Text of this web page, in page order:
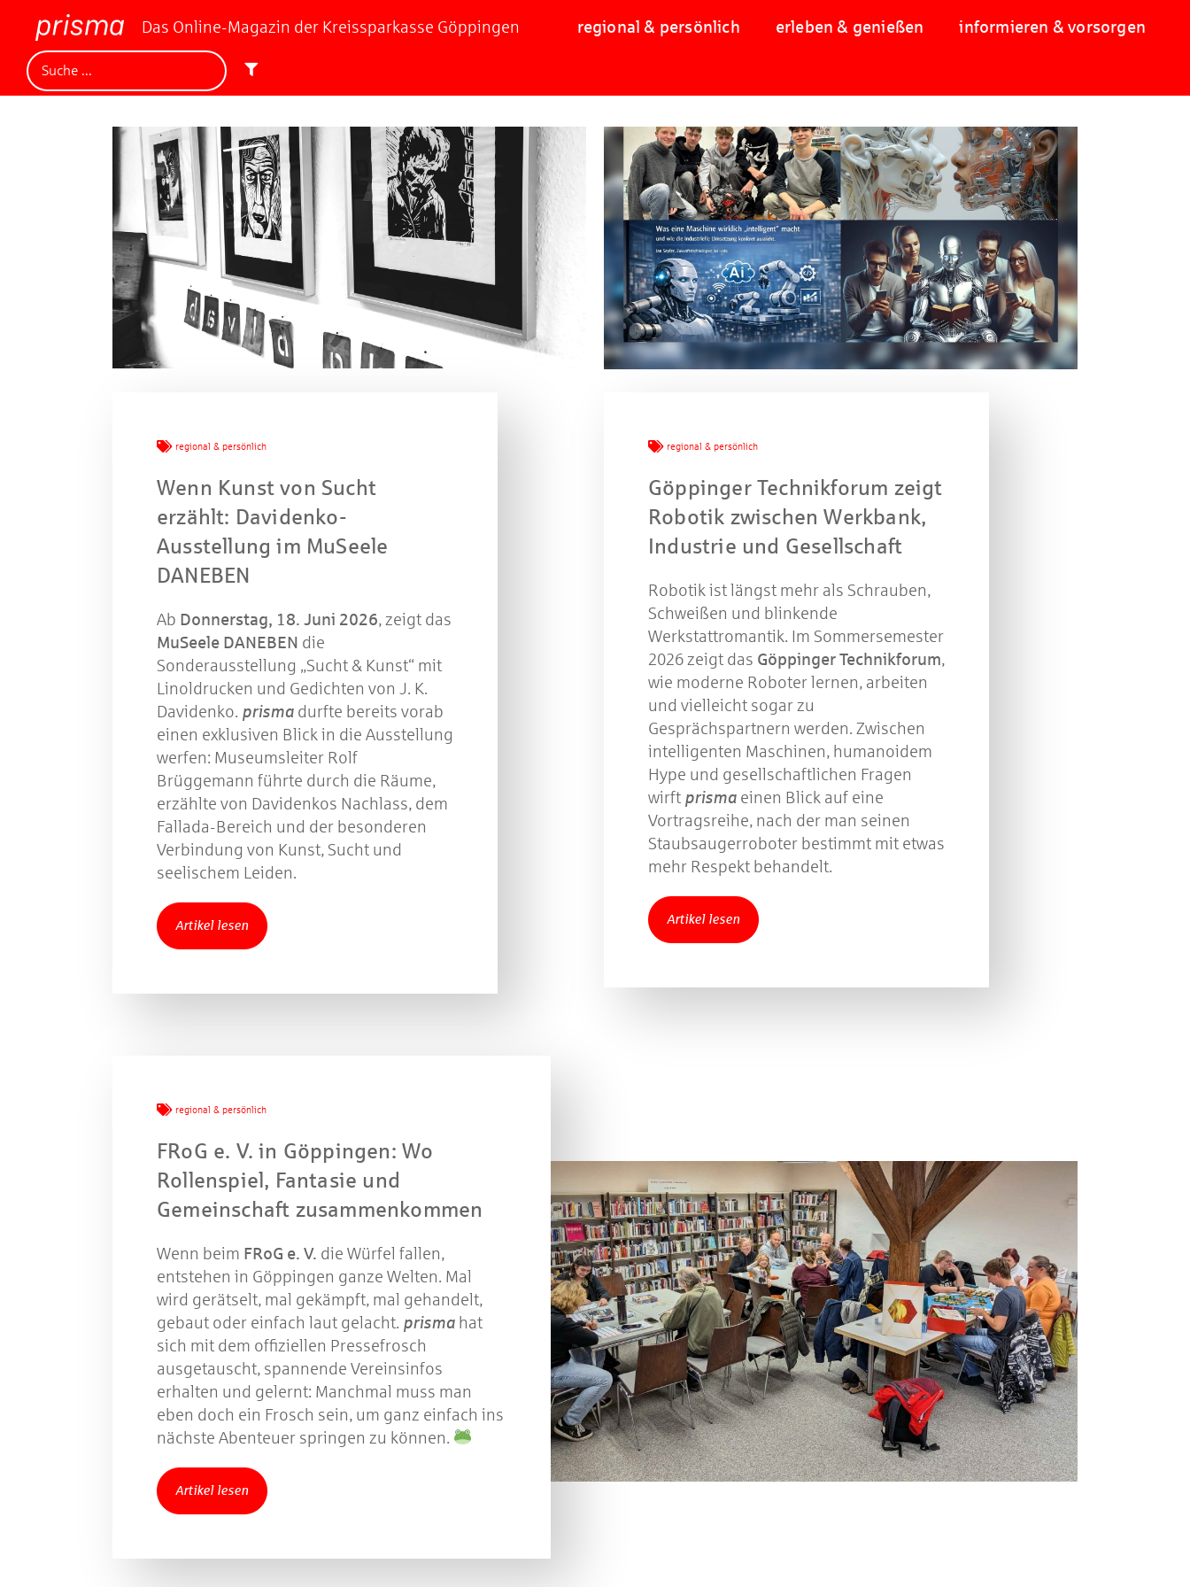
Das Online-Magazin der Kreissparkasse Göppingen regional & persönlich erleben & genießen informieren & vorsorgen
regional & persönlich
Wenn Kunst von Sucht
erzählt: Davidenko-
Ausstellung im MuSeele
DANEBEN
Ab Donnerstag, 18. Juni 2026, zeigt das
MuSeele DANEBEN die
Sonderausstellung „Sucht & Kunst“ mit
Linoldrucken und Gedichten von J. K.
Davidenko. prisma durfte bereits vorab
einen exklusiven Blick in die Ausstellung
werfen: Museumsleiter Rolf
Brüggemann führte durch die Räume,
erzählte von Davidenkos Nachlass, dem
Fallada-Bereich und der besonderen
Verbindung von Kunst, Sucht und
seelischem Leiden.
Artikel lesen
regional & persönlich
Göppinger Technikforum zeigt
Robotik zwischen Werkbank,
Industrie und Gesellschaft
Robotik ist längst mehr als Schrauben,
Schweißen und blinkende
Werkstattromantik. Im Sommersemester
2026 zeigt das Göppinger Technikforum,
wie moderne Roboter lernen, arbeiten
und vielleicht sogar zu
Gesprächspartnern werden. Zwischen
intelligenten Maschinen, humanoidem
Hype und gesellschaftlichen Fragen
wirft prisma einen Blick auf eine
Vortragsreihe, nach der man seinen
Staubsaugerroboter bestimmt mit etwas
mehr Respekt behandelt.
Artikel lesen
regional & persönlich
FRoG e. V. in Göppingen: Wo
Rollenspiel, Fantasie und
Gemeinschaft zusammenkommen
Wenn beim FRoG e. V. die Würfel fallen,
entstehen in Göppingen ganze Welten. Mal
wird gerätselt, mal gekämpft, mal gehandelt,
gebaut oder einfach laut gelacht. prisma hat
sich mit dem offiziellen Pressefrosch
ausgetauscht, spannende Vereinsinfos
erhalten und gelernt: Manchmal muss man
eben doch ein Frosch sein, um ganz einfach ins
nächste Abenteuer springen zu können.
Artikel lesen